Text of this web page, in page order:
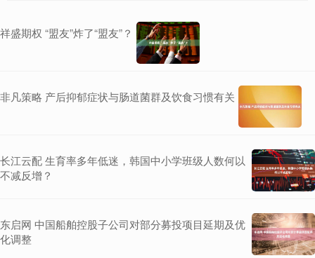
祥盛期权 “盟友”炸了“盟友”？
非凡策略 产后抑郁症状与肠道菌群及饮食习惯有关
长江云配 生育率多年低迷，韩国中小学班级人数何以
不减反增？
东启网 中国船舶控股子公司对部分募投项目延期及优
化调整